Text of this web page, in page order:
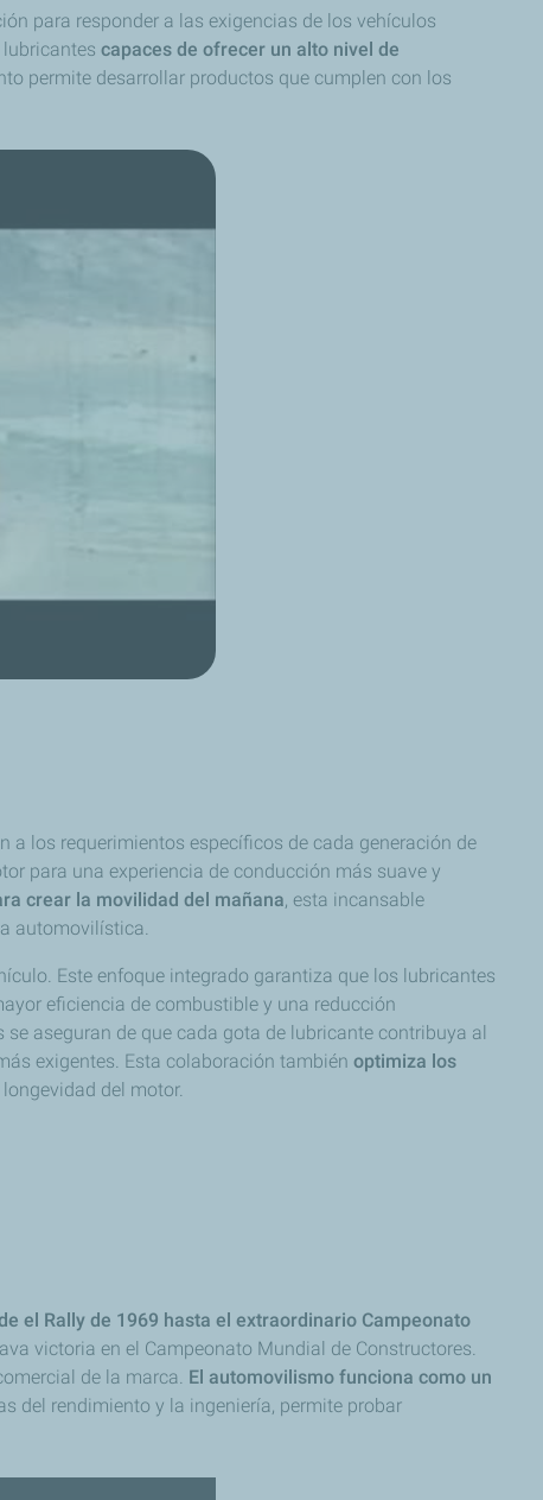
para responder a las exigencias de los vehículos
capaces de ofrecer un alto nivel de
permite desarrollar productos que cumplen con los
los requerimientos específicos de cada generación de
para una experiencia de conducción más suave y
crear la movilidad del mañana, esta incansable
automovilística.
Este enfoque integrado garantiza que los lubricantes
eficiencia de combustible y una reducción
aseguran de que cada gota de lubricante contribuya al
exigentes. Esta colaboración también optimiza los
del motor.
el Rally de 1969 hasta el extraordinario Campeonato
victoria en el Campeonato Mundial de Constructores.
de la marca. El automovilismo funciona como un
del rendimiento y la ingeniería, permite probar